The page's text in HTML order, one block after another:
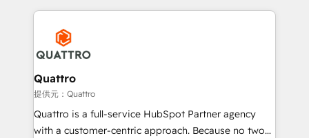
happen.
streamline and enhance your Sales, Marketing &
Service efforts, providing insights in your
commercial operations. We're good at RevOps,
automating and optimizing your marketing, sales &
service operations with AI, designing and building
your website, and we drive growth through Account-
Based Marketing, SEO, SEA and many other tactics.
No worries, we will advise you in which to deploy
Quattro
提供元：Quattro
Quattro is a full-service HubSpot Partner agency
with a customer-centric approach. Because no two